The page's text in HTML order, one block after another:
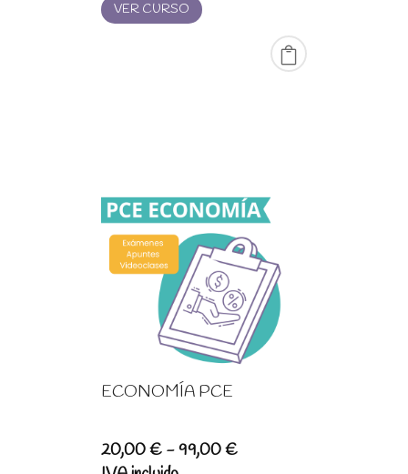
hasta
99,00 €
VER CURSO
ECONOMÍA PCE
20,00€ -99,00€Rango